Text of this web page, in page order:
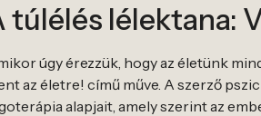
túlélés lélektana:
úgy érezzük, hogy az életünk
az életre! című műve. A szerző
alapjait, amely szerint az